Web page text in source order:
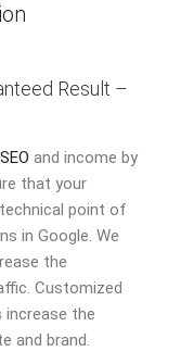
Result –
SEO and income by
that your
point of
in Google. We
the
Customized
the
and brand.